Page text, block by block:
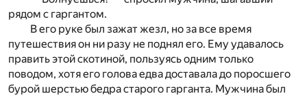
рядом с гаргантом.
В его руке был зажат жезл, но за все время
путешествия он ни разу не поднял его. Ему удавалось
править этой скотиной, пользуясь одним только
поводом, хотя его голова едва доставала до поросшего
бурой шерстью бедра старого гарганта. Мужчина был